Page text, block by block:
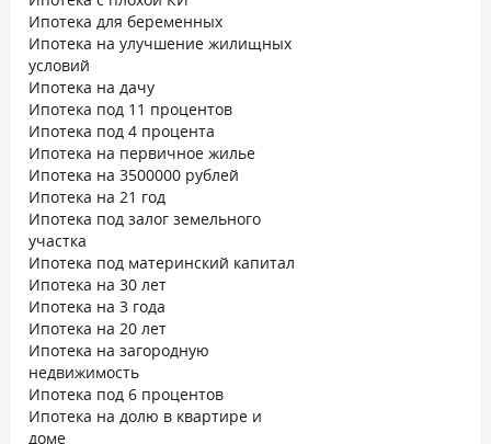
Ипотека для беременных
Ипотека на улучшение жилищных
условий
Ипотека на дачу
Ипотека под 11 процентов
Ипотека под 4 процента
Ипотека на первичное жилье
Ипотека на 3500000 рублей
Ипотека на 21 год
Ипотека под залог земельного
участка
Ипотека под материнский капитал
Ипотека на 30 лет
Ипотека на 3 года
Ипотека на 20 лет
Ипотека на загородную
недвижимость
Ипотека под 6 процентов
Ипотека на долю в квартире и
доме